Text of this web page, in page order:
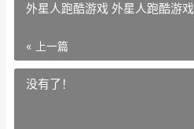
外星人跑酷游戏 外星人跑酷游
« 上一篇
没有了！